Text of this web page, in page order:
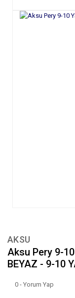
AKSU
Aksu Pery 9-
BEYAZ - 9-10
0 - Yorum Yap